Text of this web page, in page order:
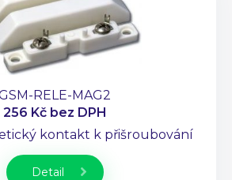
RELE-MAG2
256 Kč bez DPH
kontakt k přišroubování
Detail